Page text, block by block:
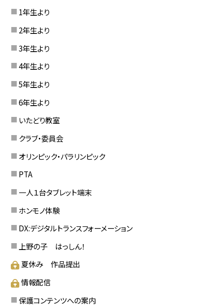
1年生より
2年生より
3年生より
4年生より
5年生より
6年生より
いたどり教室
クラブ・委員会
オリンピック・パラリンピック
PTA
一人１台タブレット端末
ホンモノ体験
DX:デジタルトランスフォーメーション
上野の子 はっしん！
夏休み 作品提出
情報配信
保護コンテンツへの案内